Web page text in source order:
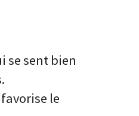
se sent bien
le